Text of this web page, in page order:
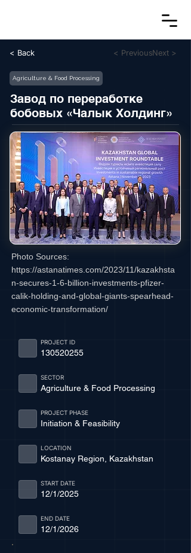
< Back < PreviousNext >
Agriculture & Food Processing
Завод по переработке
бобовых «Чалык Холдинг»
Photo Sources:
https://astanatimes.com/2023/11/kazakhsta
n-secures-1-6-billion-investments-pfizer-
calik-holding-and-global-giants-spearhead-
economic-transformation/
130520255
PROJECT ID
Agriculture & Food Processing
SECTOR
Initiation & Feasibility
PROJECT PHASE
Kostanay Region, Kazakhstan
LOCATION
12/1/2025
START DATE
12/1/2026
END DATE